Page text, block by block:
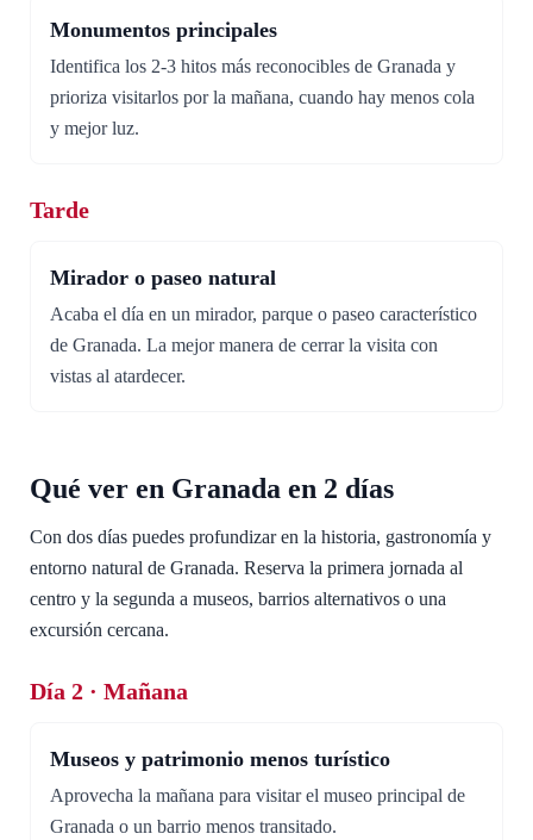
Monumentos principales
Identifica los 2-3 hitos más reconocibles de Granada y
prioriza visitarlos por la mañana, cuando hay menos cola
y mejor luz.
Tarde
Mirador o paseo natural
Acaba el día en un mirador, parque o paseo característico
de Granada. La mejor manera de cerrar la visita con
vistas al atardecer.
Qué ver en Granada en 2 días
Con dos días puedes profundizar en la historia, gastronomía y
entorno natural de Granada. Reserva la primera jornada al
centro y la segunda a museos, barrios alternativos o una
excursión cercana.
Día 2 · Mañana
Museos y patrimonio menos turístico
Aprovecha la mañana para visitar el museo principal de
Granada o un barrio menos transitado.